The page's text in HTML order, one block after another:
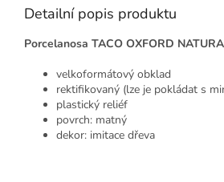
Detailní popis produktu
Porcelanosa TACO OXFORD
velkoformátový obklad
rektifikovaný (lze je pokládat s
plastický reliéf
povrch: matný
dekor: imitace dřeva